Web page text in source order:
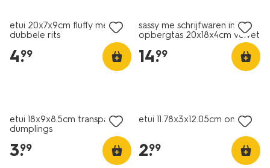
etui 20x7x9cm fluffy met
dubbele rits
4.
99
sassy me schrijfwaren in
opbergtas 20x18x4cm velvet
14.
99
etui 18x9x8.5cm transparant
dumplings
3.
99
etui 11.78x3x12.05cm onigiri
2.
99